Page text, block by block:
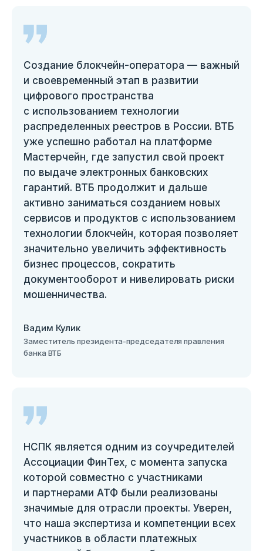
Создание блокчейн-оператора — важный
и своевременный этап в развитии
цифрового пространства
с использованием технологии
распределенных реестров в России. ВТБ
уже успешно работал на платформе
Мастерчейн, где запустил свой проект
по выдаче электронных банковских
гарантий. ВТБ продолжит и дальше
активно заниматься созданием новых
сервисов и продуктов с использованием
технологии блокчейн, которая позволяет
значительно увеличить эффективность
бизнес процессов, сократить
документооборот и нивелировать риски
мошенничества.
Вадим Кулик
Заместитель президента-председателя правления
банка ВТБ
НСПК является одним из соучредителей
Ассоциации ФинТех, с момента запуска
которой совместно с участниками
и партнерами АТФ были реализованы
значимые для отрасли проекты. Уверен,
что наша экспертиза и компетенции всех
участников в области платежных